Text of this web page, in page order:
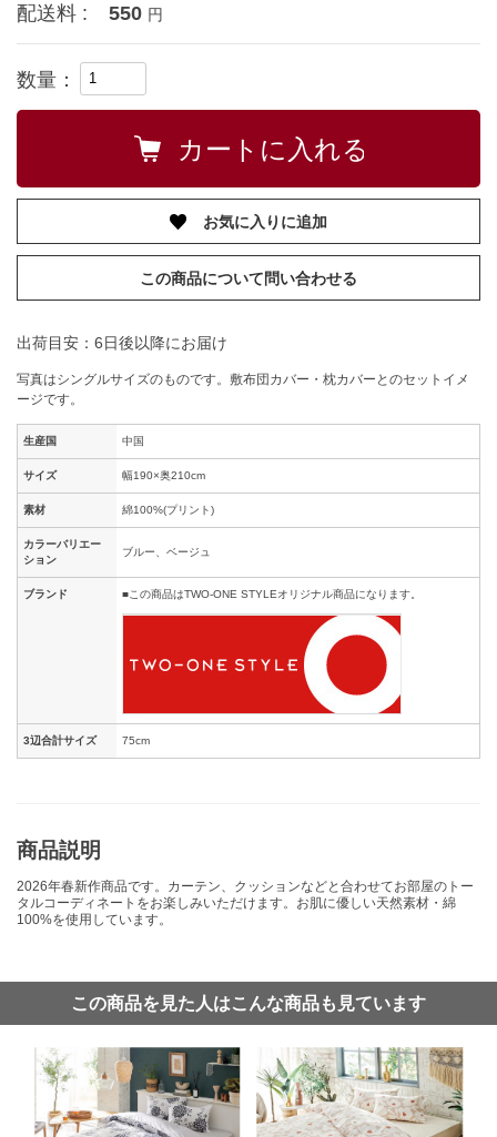
配送料 : 550 円
数量：
お気に入りに追加
この商品について問い合わせる
出荷目安：6日後以降にお届け
写真はシングルサイズのものです。敷布団カバー・枕カバーとのセットイメ
ージです。
生産国 中国
サイズ 幅190×奥210cm
素材 綿100%(プリント)
カラーバリエー
ション
ブルー、ベージュ
ブランド ■この商品はTWO-ONE STYLEオリジナル商品になります。
3辺合計サイズ 75cm
商品説明
2026年春新作商品です。カーテン、クッションなどと合わせてお部屋のトー
タルコーディネートをお楽しみいただけます。お肌に優しい天然素材・綿
100%を使用しています。
この商品を見た人はこんな商品も見ています